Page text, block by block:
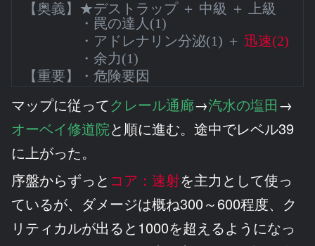
【奥義】★デストラップ ＋ 中級 ＋ 上級
・罠の達人(1)
・アドレナリン分泌(1) ＋ 迅速(2)
・余力(1)
【重要】・危険要因
マップに従ってクレール通廊→汽水の塩田→
オーベイ修道院と順に進む。途中でレベル39
に上がった。
序盤からずっと コア：速射を主力として使っ
ているが、ダメージは概ね300～600程度、ク
リティカルが出ると1000を超えるようになっ